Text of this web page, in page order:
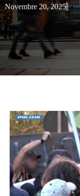
Novembre 20, 2025